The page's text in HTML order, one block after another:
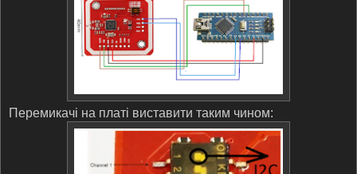
Перемикачі на платі виставити таким чином: